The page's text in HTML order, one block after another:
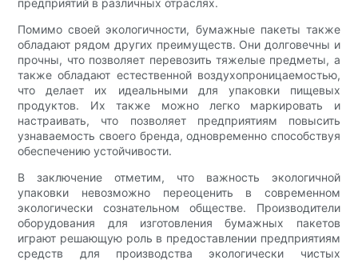
предприятий в различных отраслях.
Помимо своей экологичности, бумажные пакеты также
обладают рядом других преимуществ. Они долговечны и
прочны, что позволяет перевозить тяжелые предметы, а
также обладают естественной воздухопроницаемостью,
что делает их идеальными для упаковки пищевых
продуктов. Их также можно легко маркировать и
настраивать, что позволяет предприятиям повысить
узнаваемость своего бренда, одновременно способствуя
обеспечению устойчивости.
В заключение отметим, что важность экологичной
упаковки невозможно переоценить в современном
экологически сознательном обществе. Производители
оборудования для изготовления бумажных пакетов
играют решающую роль в предоставлении предприятиям
средств для производства экологически чистых